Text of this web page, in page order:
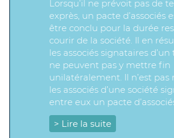
Lorsqu’il ne prévoit pas de
exprès, un pacte d’associés
être conclu pour la durée
courir de la société. Il en
les associés signataires
ne peuvent pas y mettre fin
unilatéralement. Il n’est pas
les associés d’une société
entre eux un pacte
> Lire la suite